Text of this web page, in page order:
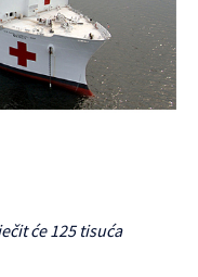
će 125 tisuća